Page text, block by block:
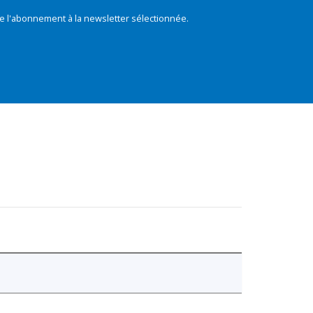
l'abonnement à la newsletter sélectionnée.